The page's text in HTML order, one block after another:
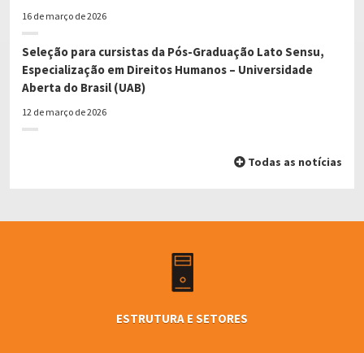
16 de março de 2026
Seleção para cursistas da Pós-Graduação Lato Sensu,
Especialização em Direitos Humanos – Universidade
Aberta do Brasil (UAB)
12 de março de 2026
Todas as notícias
ESTRUTURA E SETORES